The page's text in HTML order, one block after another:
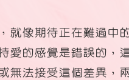
就像期待正在難過中
愛的感覺是錯誤的，
無法接受這個差異，